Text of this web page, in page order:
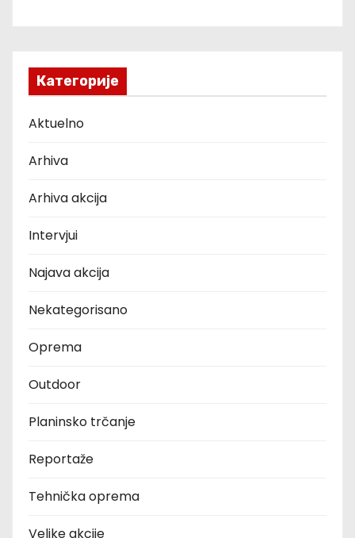
Категорије
Aktuelno
Arhiva
Arhiva akcija
Intervjui
Najava akcija
Nekategorisano
Oprema
Outdoor
Planinsko trčanje
Reportaže
Tehnička oprema
Velike akcije